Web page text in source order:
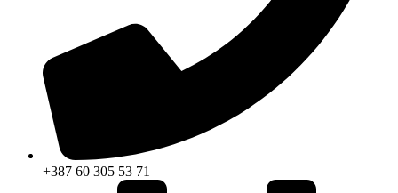
+387 60 305 53 71